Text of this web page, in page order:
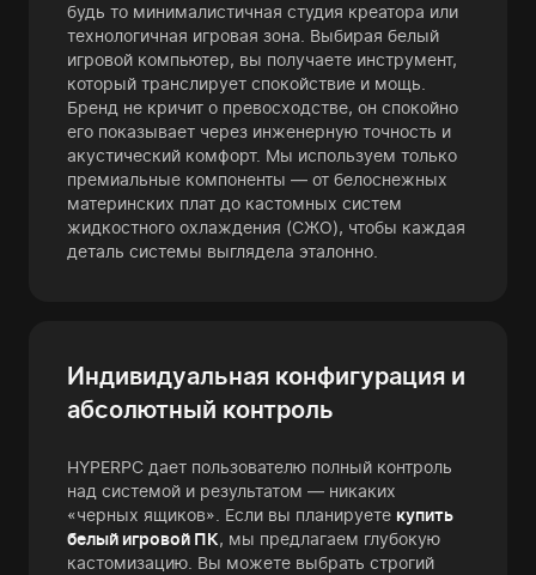
будь то минималистичная студия креатора или
технологичная игровая зона. Выбирая белый
игровой компьютер, вы получаете инструмент,
который транслирует спокойствие и мощь.
Бренд не кричит о превосходстве, он спокойно
его показывает через инженерную точность и
акустический комфорт. Мы используем только
премиальные компоненты — от белоснежных
материнских плат до кастомных систем
жидкостного охлаждения (СЖО), чтобы каждая
деталь системы выглядела эталонно.
Индивидуальная конфигурация и
абсолютный контроль
HYPERPC дает пользователю полный контроль
над системой и результатом — никаких
«черных ящиков». Если вы планируете купить
белый игровой ПК, мы предлагаем глубокую
кастомизацию. Вы можете выбрать строгий